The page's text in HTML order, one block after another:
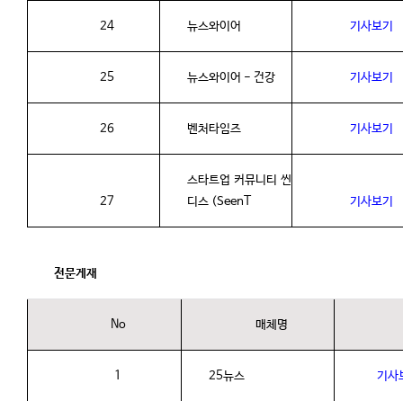
24 뉴스와이어 기사보기
25 뉴스와이어 - 건강 기사보기
26 벤처타임즈 기사보기
27
스타트업 커뮤니티 씬
디스 (SeenT 기사보기
전문게재
No 매체명
1 25뉴스 기사